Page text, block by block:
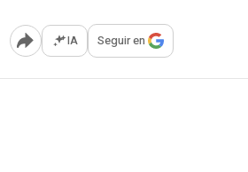
Abrir opciones para compartir
IA Seguir en